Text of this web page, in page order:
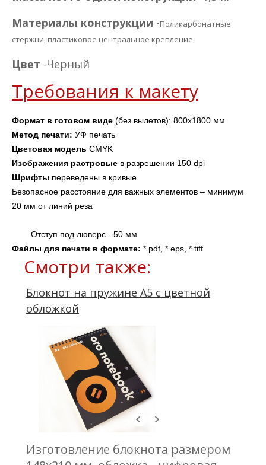
Материалы конструкции -Поликарбонатные
стержни, пластиковое центральное крепление
Цвет -Черный
Требования к макету
Формат в готовом виде (без вылетов): 800х1800 мм
Метод печати: УФ печать
Цветовая модель CMYK
Изображения растровые в разрешении 150 dpi
Шрифты переведены в кривые
Безопасное расстояние для важных элементов – минимум
20 мм от линий реза
	Отступ под люверс - 50 мм
Файлы для печати в формате: *.pdf, *.eps, *.tiff
Смотри также:
Блокнот на пружине А5 с цветной
обложкой
Изготовление блокнота размером